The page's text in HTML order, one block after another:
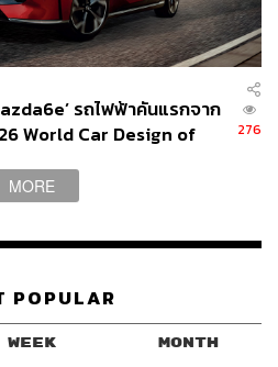
แบบของสิงห์ เอสเตท คือใส่ใจ
สร้างสุขภาพที่ดีทั้งร่างกายและ
บ้านที่เย็นสบาย มี Breathable
ผนังสองชั้นโดยเว้นพื้นที่ตรง
ามร้อนจากแดด ช่วยให้บ้านเย็น
อกแบบทิศทางลมแบบ ‘Cross
บบระบายอากาศเข้าไปทุกหลัง
รถไฟฟ้าคันแรกจาก
World Car Design of
276
MORE
POPULAR
WEEK MONTH